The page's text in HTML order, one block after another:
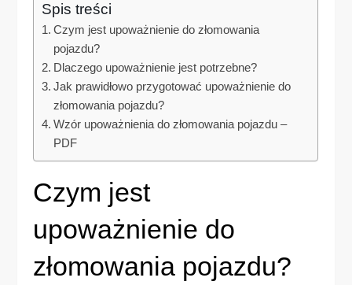
Spis treści
Czym jest upoważnienie do złomowania
pojazdu?
Dlaczego upoważnienie jest potrzebne?
Jak prawidłowo przygotować upoważnienie do
złomowania pojazdu?
Wzór upoważnienia do złomowania pojazdu –
PDF
Czym jest
upoważnienie do
złomowania pojazdu?